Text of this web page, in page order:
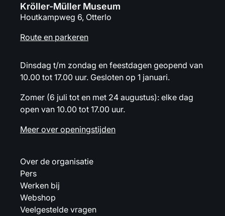
Kröller-Müller Museum
Houtkampweg 6, Otterlo
Route en parkeren
Dinsdag t/m zondag en feestdagen geopend van
10.00 tot 17.00 uur. Gesloten op 1 januari.
Zomer (6 juli tot en met 24 augustus): elke dag
open van 10.00 tot 17.00 uur.
Meer over openingstijden
Over de organisatie
Pers
Werken bij
Webshop
Veelgestelde vragen